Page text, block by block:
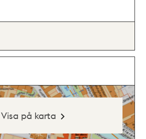
Visa på karta